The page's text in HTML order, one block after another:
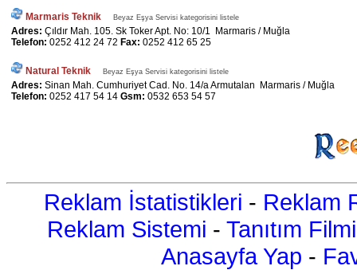
Marmaris Teknik Beyaz Eşya Servisi kategorisini listele
Adres: Çıldır Mah. 105. Sk Toker Apt. No: 10/1 Marmaris / Muğla
Telefon: 0252 412 24 72 Fax: 0252 412 65 25
Natural Teknik Beyaz Eşya Servisi kategorisini listele
Adres: Sinan Mah. Cumhuriyet Cad. No. 14/a Armutalan Marmaris / Muğla
Telefon: 0252 417 54 14 Gsm: 0532 653 54 57
Reklam İstatistikleri - Reklam
Reklam Sistemi - Tanıtım Filmi
Anasayfa Yap -